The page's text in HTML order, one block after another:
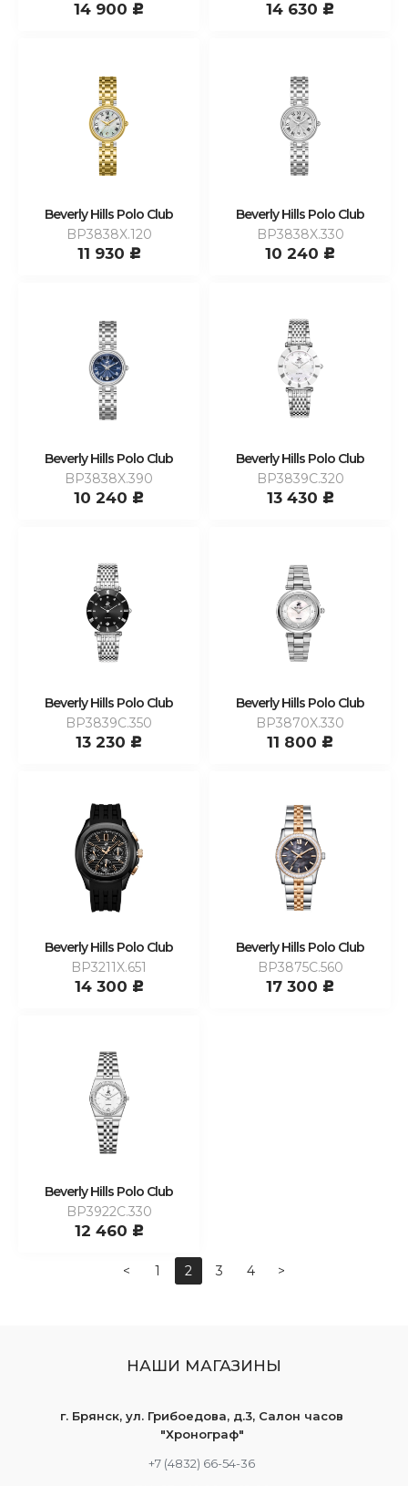
14 900 c 14 630 c
Beverly Hills Polo Club
BP3838X.120
11 930 c
Beverly Hills Polo Club
BP3838X.330
10 240 c
Beverly Hills Polo Club
BP3838X.390
10 240 c
Beverly Hills Polo Club
BP3839C.320
13 430 c
Beverly Hills Polo Club
BP3839C.350
13 230 c
Beverly Hills Polo Club
BP3870X.330
11 800 c
Beverly Hills Polo Club
BP3211X.651
14 300 c
Beverly Hills Polo Club
BP3875C.560
17 300 c
Beverly Hills Polo Club
BP3922C.330
12 460 c
< 1 2 3 4 >
НАШИ МАГАЗИНЫ
г. Брянск, ул. Грибоедова, д.3, Салон часов
"Хронограф"
+7 (4832) 66-54-36